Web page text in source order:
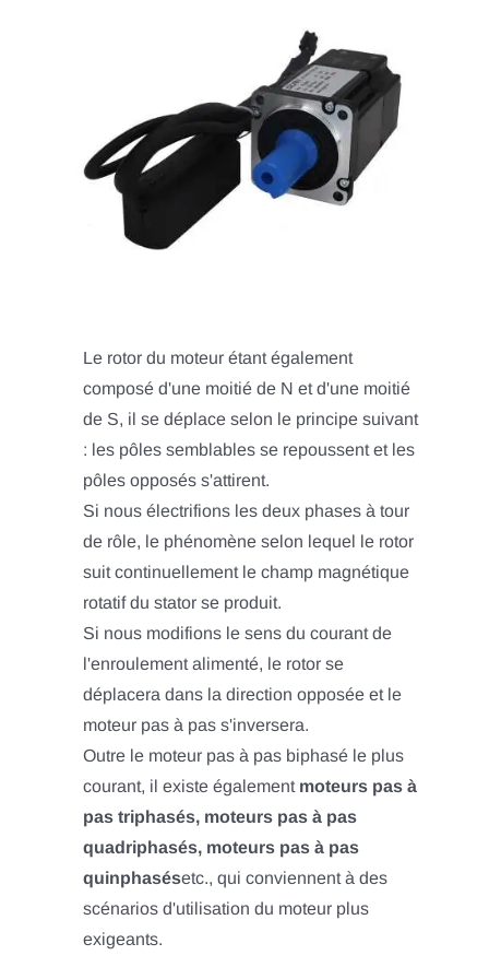
Le rotor du moteur étant également
composé d'une moitié de N et d'une moitié
de S, il se déplace selon le principe suivant
: les pôles semblables se repoussent et les
pôles opposés s'attirent.
Si nous électrifions les deux phases à tour
de rôle, le phénomène selon lequel le rotor
suit continuellement le champ magnétique
rotatif du stator se produit.
Si nous modifions le sens du courant de
l'enroulement alimenté, le rotor se
déplacera dans la direction opposée et le
moteur pas à pas s'inversera.
Outre le moteur pas à pas biphasé le plus
courant, il existe également moteurs pas à
pas triphasés, moteurs pas à pas
quadriphasés, moteurs pas à pas
quinphasésetc., qui conviennent à des
scénarios d'utilisation du moteur plus
exigeants.